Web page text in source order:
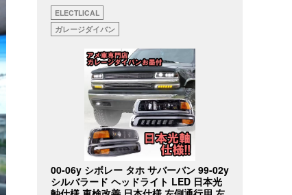
ELECTLICAL
ガレージダイバン
00-06y シボレー タホ サバーバン 99-02y
シルバラード ヘッドライト LED 日本光